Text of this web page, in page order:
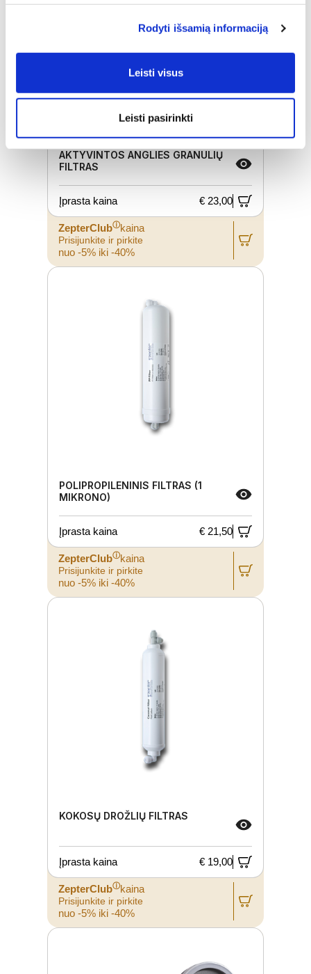
Rodyti išsamią informaciją
Leisti visus
Leisti pasirinkti
AKTYVINTOS ANGLIES GRANULIŲ
FILTRAS
Įprasta kaina € 23,00
ZepterClubⓘkaina
Prisijunkite ir pirkite
nuo -5% iki -40%
POLIPROPILENINIS FILTRAS (1
MIKRONO)
Įprasta kaina € 21,50
ZepterClubⓘkaina
Prisijunkite ir pirkite
nuo -5% iki -40%
KOKOSŲ DROŽLIŲ FILTRAS
Įprasta kaina € 19,00
ZepterClubⓘkaina
Prisijunkite ir pirkite
nuo -5% iki -40%